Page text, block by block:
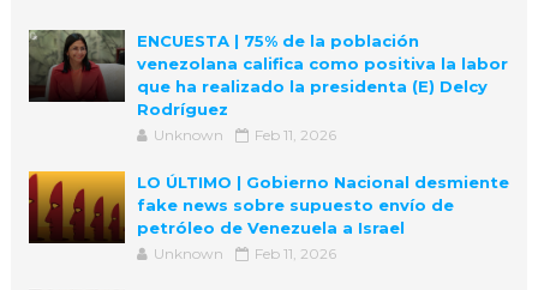
ENCUESTA | 75% de la población
venezolana califica como positiva la labor
que ha realizado la presidenta (E) Delcy
Rodríguez
Unknown Feb 11, 2026
LO ÚLTIMO | Gobierno Nacional desmiente
fake news sobre supuesto envío de
petróleo de Venezuela a Israel
Unknown Feb 11, 2026